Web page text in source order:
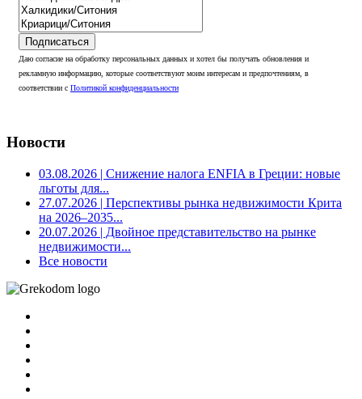
Подписаться
Даю согласие на обработку персональных данных и хотел бы получать обновления и
рекламную информацию, которые соответствуют моим интересам и предпочтениям, в
соответствии с Политикой конфиденциальности
Новости
03.08.2026 | Снижение налога ENFIA в Греции: новые
льготы для...
27.07.2026 | Перспективы рынка недвижимости Крита
на 2026–2035...
20.07.2026 | Двойное представительство на рынке
недвижимости...
Все новости